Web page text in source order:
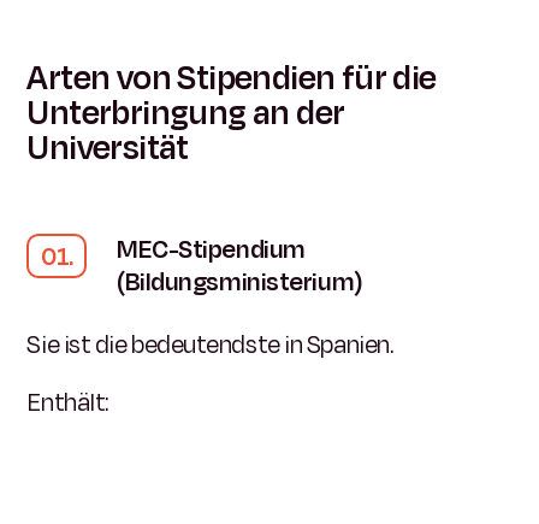
Arten von Stipendien für die
Unterbringung an der
Universität
MEC-Stipendium
(Bildungsministerium)
Sie ist die bedeutendste in Spanien.
Enthält: